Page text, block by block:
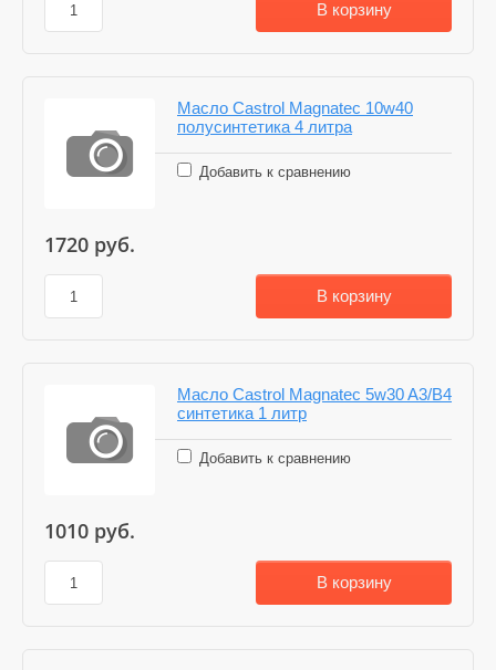
В корзину
Масло Castrol Magnatec 10w40
полусинтетика 4 литра
Добавить к сравнению
1720 руб.
В корзину
Масло Castrol Magnatec 5w30 A3/B4
синтетика 1 литр
Добавить к сравнению
1010 руб.
В корзину